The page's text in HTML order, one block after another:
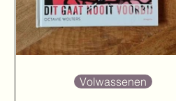
Volwassenen